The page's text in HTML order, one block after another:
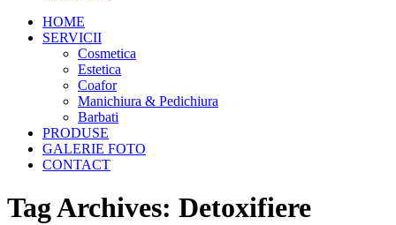
HOME
SERVICII
Cosmetica
Estetica
Coafor
Manichiura & Pedichiura
Barbati
PRODUSE
GALERIE FOTO
CONTACT
Tag Archives: Detoxifiere